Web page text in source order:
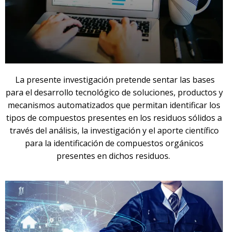
La presente investigación pretende sentar las bases
para el desarrollo tecnológico de soluciones, productos y
mecanismos automatizados que permitan identificar los
tipos de compuestos presentes en los residuos sólidos a
través del análisis, la investigación y el aporte científico
para la identificación de compuestos orgánicos
presentes en dichos residuos.